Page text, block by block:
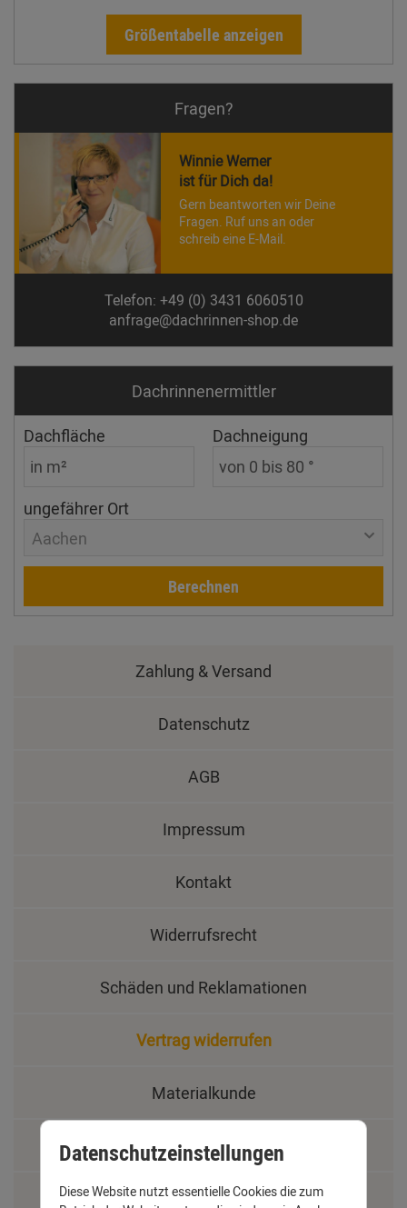
Größentabelle anzeigen
Fragen?
Winnie Werner
ist für Dich da!
Gern beantworten wir Deine
Fragen. Ruf uns an oder
schreib eine E-Mail.
Telefon: +49 (0) 3431 6060510
anfrage@dachrinnen-shop.de
Dachrinnen­ermittler
Dachfläche Dachneigung
ungefährer Ort
Aachen
Berechnen
Zahlung & Versand
Datenschutz
AGB
Impressum
Kontakt
Widerrufsrecht
Schäden und Reklamationen
Vertrag widerrufen
Materialkunde
Fachbegriffe
Jobs
Datenschutzeinstellungen
Diese Website nutzt essentielle Cookies die zum